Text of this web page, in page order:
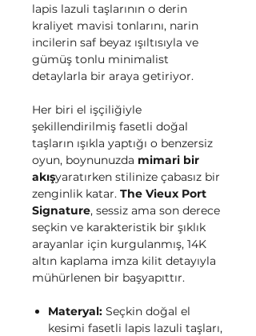
lapis lazuli taşlarının o derin
kraliyet mavisi tonlarını, narin
incilerin saf beyaz ışıltısıyla ve
gümüş tonlu minimalist
detaylarla bir araya getiriyor.
Her biri el işçiliğiyle
şekillendirilmiş fasetli doğal
taşların ışıkla yaptığı o benzersiz
oyun, boynunuzda mimari bir
akışyaratırken stilinize çabasız bir
zenginlik katar. The Vieux Port
Signature, sessiz ama son derece
seçkin ve karakteristik bir şıklık
arayanlar için kurgulanmış, 14K
altın kaplama imza kilit detayıyla
mühürlenen bir başyapıttır.
Materyal: Seçkin doğal el
kesimi fasetli lapis lazuli taşları,